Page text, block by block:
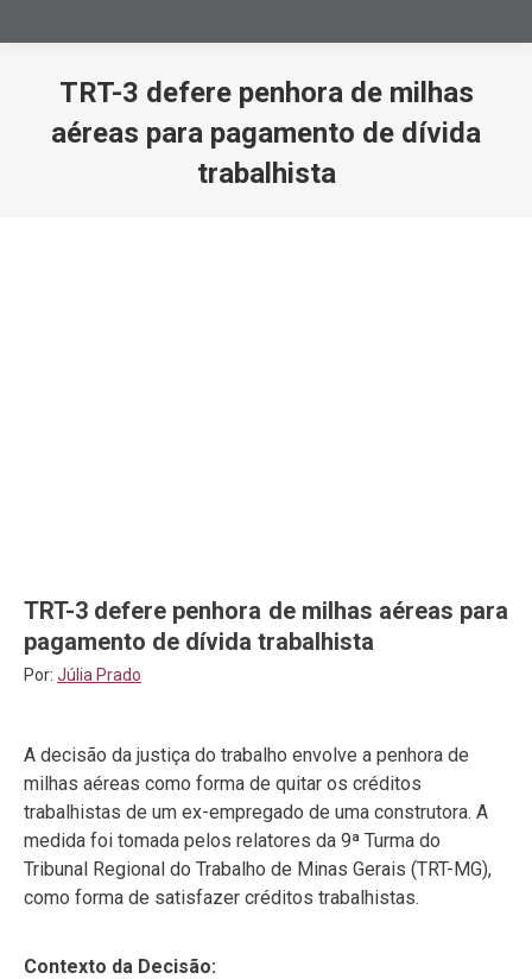
TRT-3 defere penhora de milhas
aéreas para pagamento de dívida
trabalhista
TRT-3 defere penhora de milhas aéreas para
pagamento de dívida trabalhista
Por: Júlia Prado
A decisão da justiça do trabalho envolve a penhora de
milhas aéreas como forma de quitar os créditos
trabalhistas de um ex-empregado de uma construtora. A
medida foi tomada pelos relatores da 9ª Turma do
Tribunal Regional do Trabalho de Minas Gerais (TRT-MG),
como forma de satisfazer créditos trabalhistas.
Contexto da Decisão: